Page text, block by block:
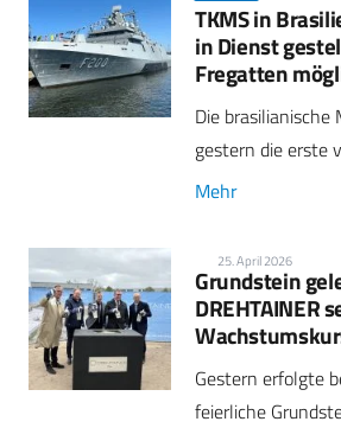
TKMS in
in Dienst
Fregatten
Die
gestern die erste
Mehr
25. April 2026
Grundstein
DREHTAINER
Gestern erfolgte
feierliche